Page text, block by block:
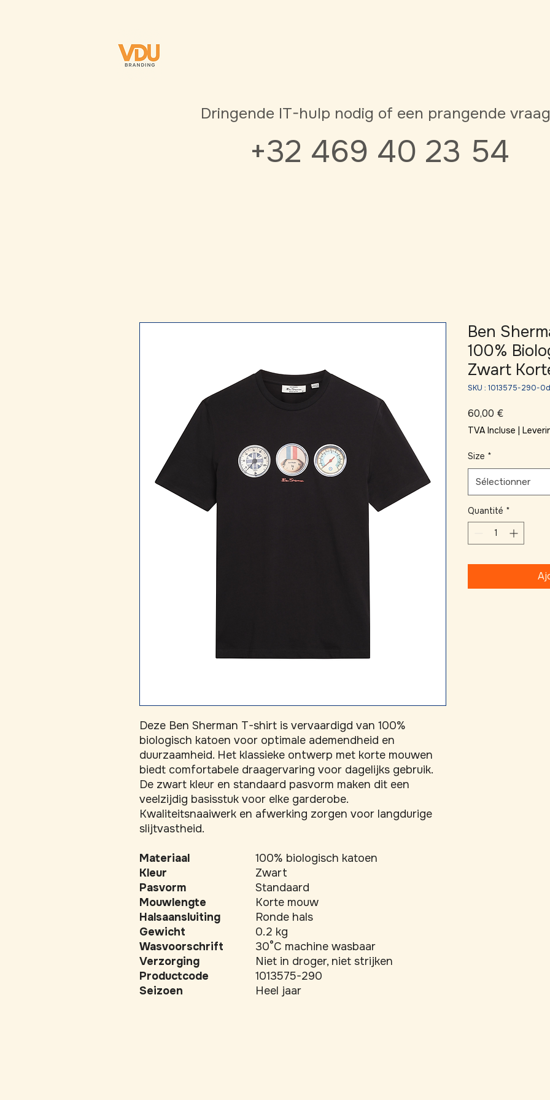
Dringende IT-hulp nodig of een prangende
+32 469 40 23 54
Deze Ben Sherman T-shirt is vervaardigd van 100%
biologisch katoen voor optimale ademendheid en
duurzaamheid. Het klassieke ontwerp met korte mouwen
biedt comfortabele draagervaring voor dagelijks gebruik.
De zwart kleur en standaard pasvorm maken dit een
veelzijdig basisstuk voor elke garderobe.
Kwaliteitsnaaiwerk en afwerking zorgen voor langdurige
slijtvastheid.
Materiaal
100% biologisch katoen
Kleur
Zwart
Pasvorm
Standaard
Mouwlengte
Korte mouw
Halsaansluiting
Ronde hals
Gewicht
0.2 kg
Wasvoorschrift
30°C machine wasbaar
Verzorging
Niet in droger, niet strijken
Productcode
1013575-290
Seizoen
Heel jaar
Ben
100%
Zwart
SKU : 1013575-290-
60,00 €Prix
TVA Incluse |
Size *
Sélectionner
Quantité *